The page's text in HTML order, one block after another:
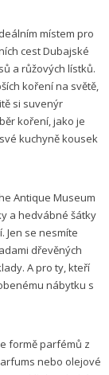
místem pro
cest Dubajské
a růžových lístků.
koření na světě,
si suvenýr
koření, jako je
kuchyně kousek
Antique Museum
a hedvábné šátky
Jen se nesmíte
dřevěných
A pro ty, kteří
nábytku s
formě parfémů z
nebo olejové